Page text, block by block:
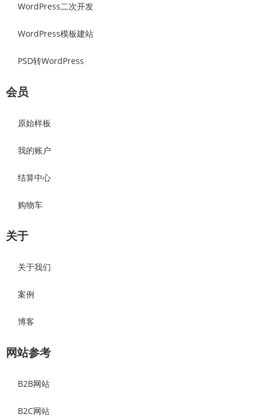
WordPress二次开发
WordPress模板建站
PSD转WordPress
会员
原始样板
我的账户
结算中心
购物车
关于
关于我们
案例
博客
网站参考
B2B网站
B2C网站